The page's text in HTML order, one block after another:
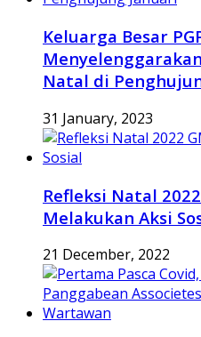
Keluarga Besar
Natal di
31 January, 2023
Refleksi Natal
Melakukan Aksi
21 December, 2022